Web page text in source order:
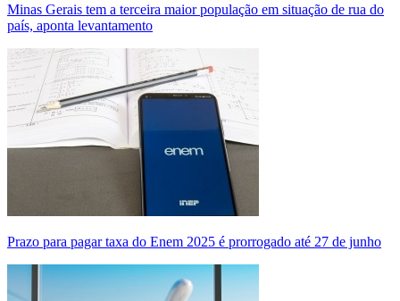
Minas Gerais tem a terceira maior população em situação de rua do
país, aponta levantamento
Prazo para pagar taxa do Enem 2025 é prorrogado até 27 de junho